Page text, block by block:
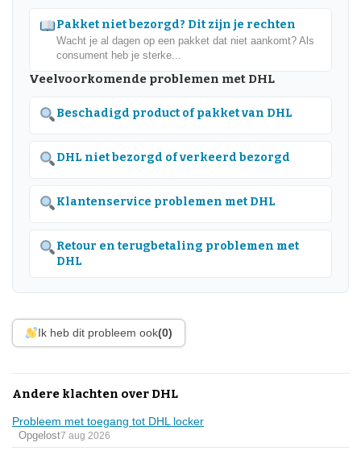
Pakket niet bezorgd? Dit zijn je rechten
Wacht je al dagen op een pakket dat niet aankomt? Als
consument heb je sterke...
Veelvoorkomende problemen met DHL
Beschadigd product of pakket van DHL
DHL niet bezorgd of verkeerd bezorgd
Klantenservice problemen met DHL
Retour en terugbetaling problemen met
DHL
Ik heb dit probleem ook(0)
Andere klachten over DHL
Probleem met toegang tot DHL locker
Opgelost7 aug 2026